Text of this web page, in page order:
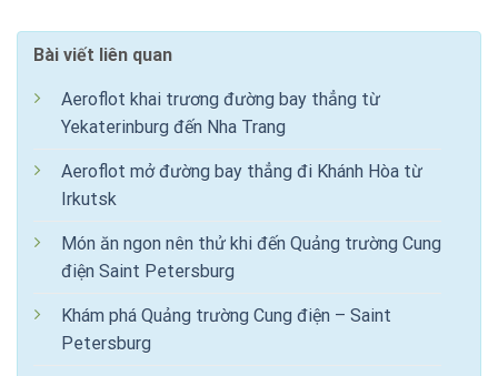
Bài viết liên quan
Aeroflot khai trương đường bay thẳng từ
Yekaterinburg đến Nha Trang
Aeroflot mở đường bay thẳng đi Khánh Hòa từ
Irkutsk
Món ăn ngon nên thử khi đến Quảng trường Cung
điện Saint Petersburg
Khám phá Quảng trường Cung điện – Saint
Petersburg